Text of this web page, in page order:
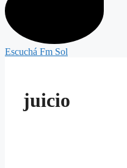
Escuchá Fm Sol
juicio